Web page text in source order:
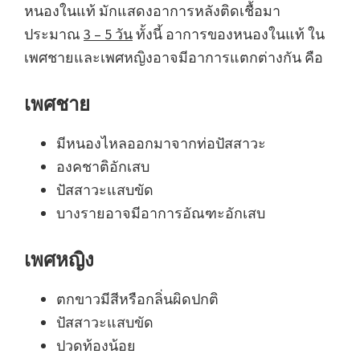
หนองในแท้ มักแสดงอาการหลังติดเชื้อมา
ประมาณ 3 – 5 วันทั้งนี้ อาการของหนองในแท้ ใน
เพศชายและเพศหญิงอาจมีอาการแตกต่างกัน คือ
เพศชาย
มีหนองไหลออกมาจากท่อปัสสาวะ
องคชาติอักเสบ
ปัสสาวะแสบขัด
บางรายอาจมีอาการอัณฑะอักเสบ
เพศหญิง
ตกขาวมีสีหรือกลิ่นผิดปกติ
ปัสสาวะแสบขัด
ปวดท้องน้อย